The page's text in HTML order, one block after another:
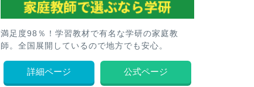
満足度98％！学習教材で有名な学研の家庭教
師。全国展開しているので地方でも安心。
詳細ページ 公式ページ